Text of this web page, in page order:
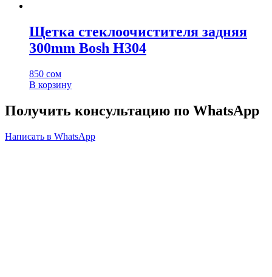
Щетка стеклоочистителя задняя
300mm Bosh H304
850 сом
В корзину
Получить консультацию по WhatsApp
Написать в WhatsApp